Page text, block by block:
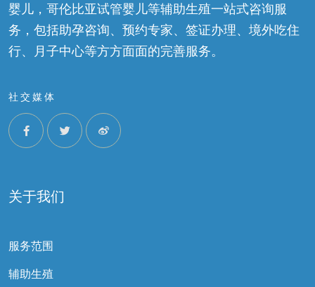
婴儿，哥伦比亚试管婴儿等辅助生殖一站式咨询服
务，包括助孕咨询、预约专家、签证办理、境外吃住
行、月子中心等方方面面的完善服务。
社交媒体
关于我们
服务范围
辅助生殖